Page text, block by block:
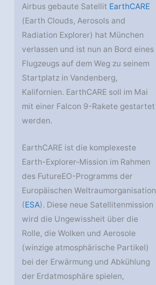
Airbus gebaute Satellit EarthCARE
(Earth Clouds, Aerosols and
Radiation Explorer) hat München
verlassen und ist nun an Bord eines
Flugzeugs auf dem Weg zu seinem
Startplatz in Vandenberg,
Kalifornien. EarthCARE soll im Mai
mit einer Falcon 9-Rakete gestartet
werden.
EarthCARE ist die komplexeste
Earth-Explorer-Mission im Rahmen
des FutureEO-Programms der
Europäischen Weltraumorganisation
(ESA). Diese neue Satellitenmission
wird die Ungewissheit über die
Rolle, die Wolken und Aerosole
(winzige atmosphärische Partikel)
bei der Erwärmung und Abkühlung
der Erdatmosphäre spielen,